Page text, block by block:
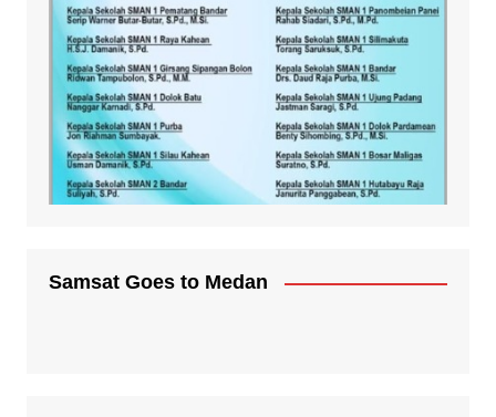
Samsat Goes to Medan